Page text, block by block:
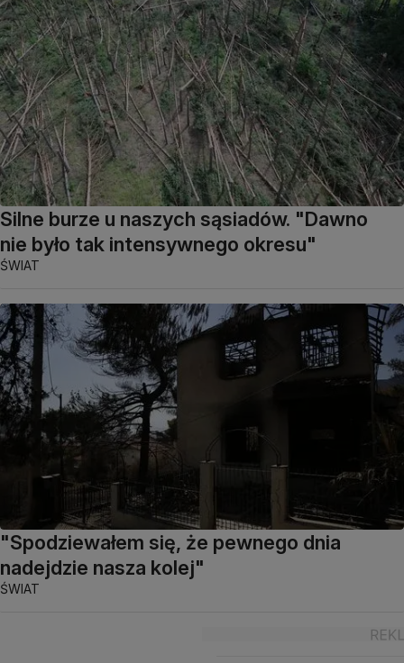
Silne burze u naszych sąsiadów. "Dawno
nie było tak intensywnego okresu"
ŚWIAT
"Spodziewałem się, że pewnego dnia
nadejdzie nasza kolej"
ŚWIAT